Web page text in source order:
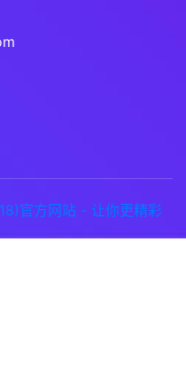
官方网站 - 让你更精彩